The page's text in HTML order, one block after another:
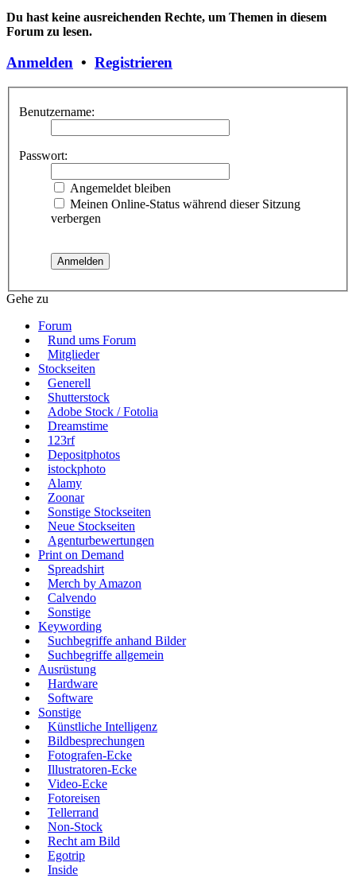
Du hast keine ausreichenden Rechte, um Themen in diesem
Forum zu lesen.
Anmelden • Registrieren
Benutzername:
Passwort:
Angemeldet bleiben
Meinen Online-Status während dieser Sitzung
verbergen
Gehe zu
Forum
Rund ums Forum
Mitglieder
Stockseiten
Generell
Shutterstock
Adobe Stock / Fotolia
Dreamstime
123rf
Depositphotos
istockphoto
Alamy
Zoonar
Sonstige Stockseiten
Neue Stockseiten
Agenturbewertungen
Print on Demand
Spreadshirt
Merch by Amazon
Calvendo
Sonstige
Keywording
Suchbegriffe anhand Bilder
Suchbegriffe allgemein
Ausrüstung
Hardware
Software
Sonstige
Künstliche Intelligenz
Bildbesprechungen
Fotografen-Ecke
Illustratoren-Ecke
Video-Ecke
Fotoreisen
Tellerrand
Non-Stock
Recht am Bild
Egotrip
Inside